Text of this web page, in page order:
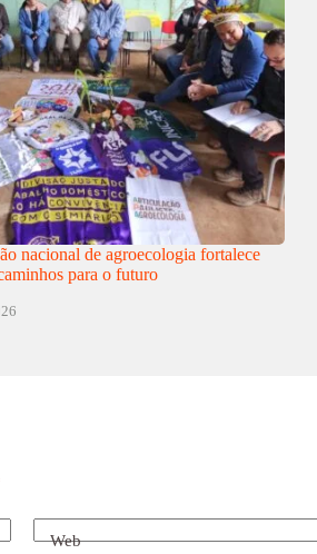
nacional de agroecologia fortalece
para o futuro
Web